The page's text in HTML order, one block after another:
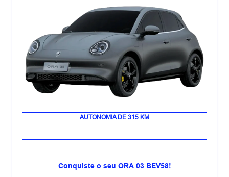
100% ELÉTRICO
Conquiste o seu ORA 03 BEV58!